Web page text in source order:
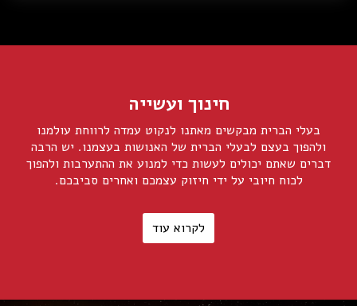
חינוך ועשייה
בעלי הברית מבקשים מאתנו לנקוט עמדה לרווחת עולמנו
ולהפוך בעצם לבעלי הברית של האנושות בעצמנו. יש הרבה
דברים שאתם יכולים לעשות כדי למנוע את ההתערבות ולהפוך
לכוח חיובי על ידי חיזוק עצמכם ואחרים סביבכם.
לקרוא עוד